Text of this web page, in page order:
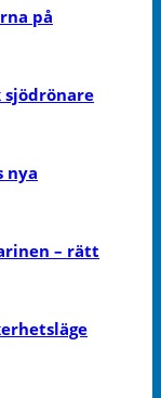
på
sjödrönare
nya
– rätt